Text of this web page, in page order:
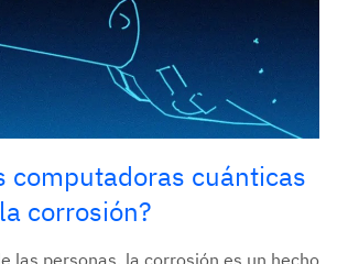
computadoras cuánticas
corrosión?
las personas, la corrosión es un hecho